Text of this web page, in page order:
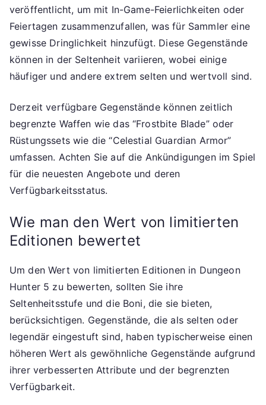
veröffentlicht, um mit In-Game-Feierlichkeiten oder
Feiertagen zusammenzufallen, was für Sammler eine
gewisse Dringlichkeit hinzufügt. Diese Gegenstände
können in der Seltenheit variieren, wobei einige
häufiger und andere extrem selten und wertvoll sind.
Derzeit verfügbare Gegenstände können zeitlich
begrenzte Waffen wie das “Frostbite Blade” oder
Rüstungssets wie die “Celestial Guardian Armor”
umfassen. Achten Sie auf die Ankündigungen im Spiel
für die neuesten Angebote und deren
Verfügbarkeitsstatus.
Wie man den Wert von limitierten
Editionen bewertet
Um den Wert von limitierten Editionen in Dungeon
Hunter 5 zu bewerten, sollten Sie ihre
Seltenheitsstufe und die Boni, die sie bieten,
berücksichtigen. Gegenstände, die als selten oder
legendär eingestuft sind, haben typischerweise einen
höheren Wert als gewöhnliche Gegenstände aufgrund
ihrer verbesserten Attribute und der begrenzten
Verfügbarkeit.